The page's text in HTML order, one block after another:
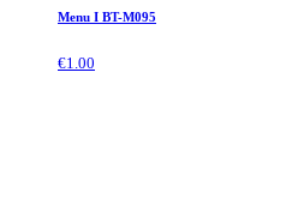
Menu I BT-M095
€1.00